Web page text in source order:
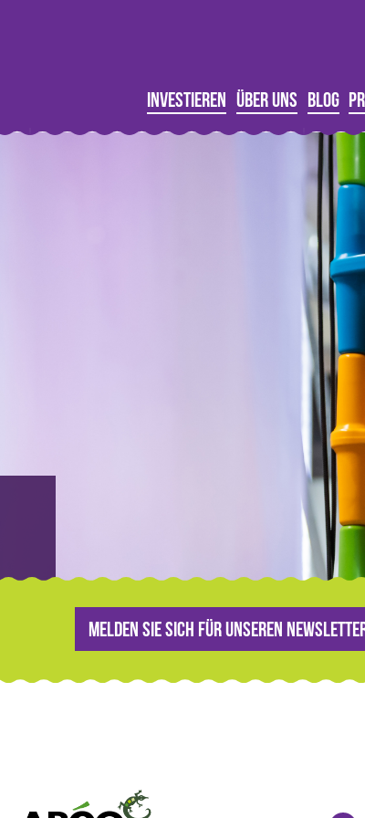
Investieren Über uns Blog
Melden Sie sich für unseren